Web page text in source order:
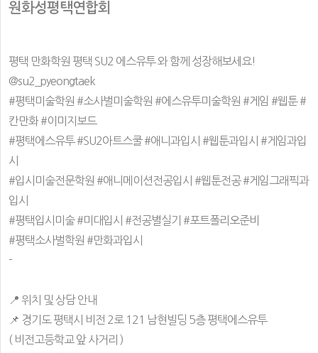
원화성평택연합회
평택 만화학원 평택 SU2 에스유투 와 함께 성장해보세요!
@su2_pyeongtaek
#평택미술학원 #소사벌미술학원 #에스유투미술학원 #게임 #웹툰 #
칸만화 #이미지보드
#평택에스유투 #SU2아트스쿨 #애니과입시 #웹툰과입시 #게임과입
시
#입시미술전문학원 #애니메이션전공입시 #웹툰전공 #게임그래픽과
입시
#평택입시미술 #미대입시 #전공별실기 #포트폴리오준비
#평택소사벌학원 #만화과입시
-
📍 위치 및 상담 안내
📌 경기도 평택시 비전 2로 121 남현빌딩 5층 평택에스유투
( 비전고등학교 앞 사거리 )